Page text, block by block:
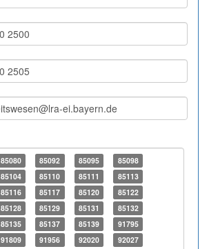
85080 85092 85095
85098
85104 85110 85111
85113
85116 85117 85120
85122
85128 85129 85131
85132
85135 85137 85139
91795
91809 91956 92020 92027